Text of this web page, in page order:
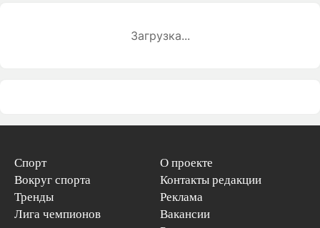
Загрузка...
Спорт
Вокруг спорта
Тренды
Лига чемпионов
О проекте
Контакты редакции
Реклама
Вакансии